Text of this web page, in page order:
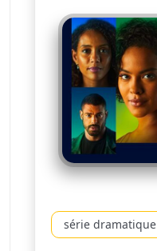
série dramatique